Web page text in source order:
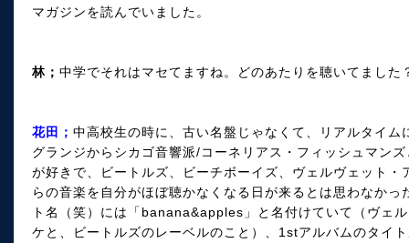
マガジンを読んでいました。
林； 中学でそれはマセてますね。どのあたりを聴いてました
花田； 中高校生の時に、古い名盤じゃなくて、リアルタイ
グランジからシカゴ音響派/コーネリアス・フィッシュマン
が好きで、ビートルズ、ビーチボーイズ、ヴェルヴェット
らの音楽を自分がほぼ聴かなくなる日が来るとは思わなか
ト名（笑）には「banana&apples」と名付けていて（ヴェ
ケと、ビートルズのレーベルのこと）、1stアルバムのタイ